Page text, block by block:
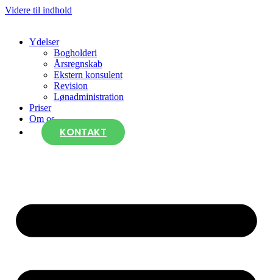
Videre til indhold
Ydelser
Bogholderi
Årsregnskab
Ekstern konsulent
Revision
Lønadministration
Priser
Om os
KONTAKT